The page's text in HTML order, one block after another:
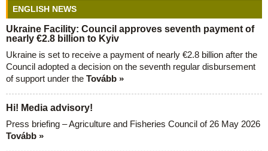
ENGLISH NEWS
Ukraine Facility: Council approves seventh payment of
nearly €2.8 billion to Kyiv
Ukraine is set to receive a payment of nearly €2.8 billion after the
Council adopted a decision on the seventh regular disbursement
of support under the Tovább »
Hi! Media advisory!
Press briefing – Agriculture and Fisheries Council of 26 May 2026
Tovább »